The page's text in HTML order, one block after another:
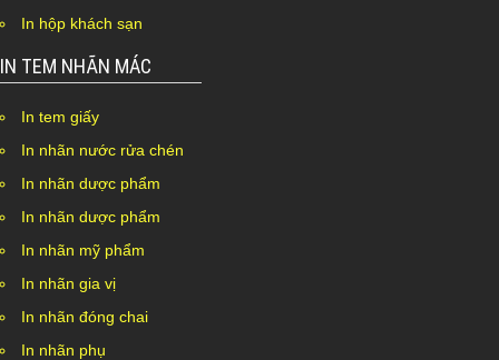
In hộp khách sạn
IN TEM NHÃN MÁC
In tem giấy
In nhãn nước rửa chén
In nhãn dược phẩm
In nhãn dược phẩm
In nhãn mỹ phẩm
In nhãn gia vị
In nhãn đóng chai
In nhãn phụ